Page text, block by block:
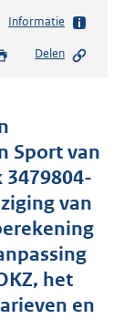
Informatie
Delen
Sport van
3479804-
van
het
en